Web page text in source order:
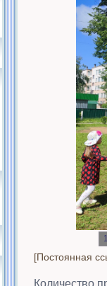
[Постоянная
Количество